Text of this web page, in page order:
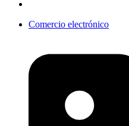
Comercio electrónico